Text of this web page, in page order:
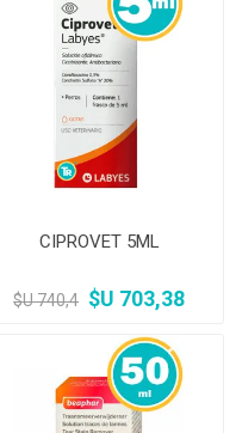
CIPROVET 5ML
$U 740,4 $U 703,38